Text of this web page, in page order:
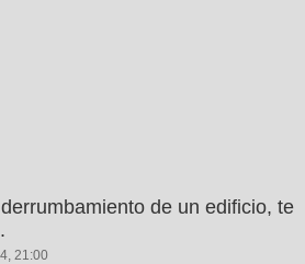
de un edificio, te
21:00